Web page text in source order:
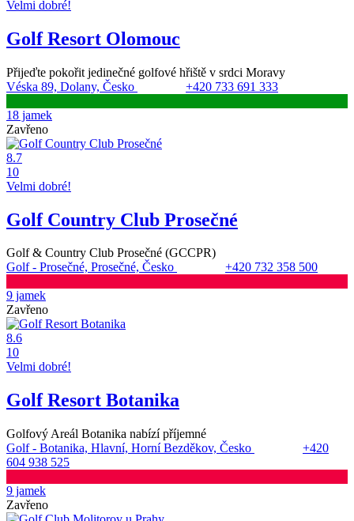
Velmi dobré!
Golf Resort Olomouc
Přijeďte pokořit jedinečné golfové hřiště v srdci Moravy
Véska 89, Dolany, Česko
+420 733 691 333
18 jamek
Zavřeno
8.7
10
Velmi dobré!
Golf Country Club Prosečné
Golf & Country Club Prosečné (GCCPR)
Golf - Prosečné, Prosečné, Česko
+420 732 358 500
9 jamek
Zavřeno
8.6
10
Velmi dobré!
Golf Resort Botanika
Golfový Areál Botanika nabízí příjemné
Golf - Botanika, Hlavní, Horní Bezděkov, Česko
+420
604 938 525
9 jamek
Zavřeno